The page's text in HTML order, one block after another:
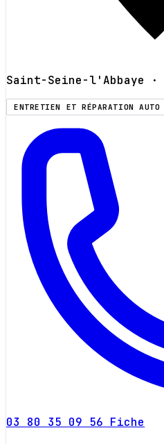
Saint-Seine-l'Abbaye ·
ENTRETIEN ET RÉPARATION AUTO
03 80 35 09 56 Fiche